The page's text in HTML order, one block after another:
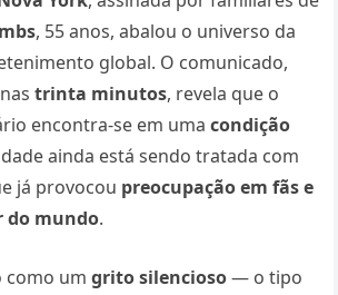
, 55 anos, abalou o universo da
global. O comunicado,
trinta minutos, revela que o
encontra-se em umacondição
ainda está sendo tratada com
já provocou preocupação em fãs e
do mundo.
como umgrito silencioso— o tipo